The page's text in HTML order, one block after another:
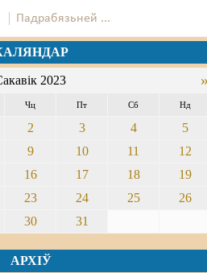
Падрабязьней ...
2023
Чц Пт Сб Нд
2 3 4
5
9 10 11
12
16 17 18
19
23 24 25
26
30 31
АРХІЎ